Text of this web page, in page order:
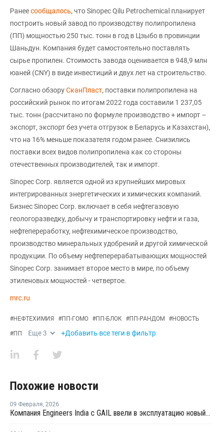
Ранеесообщалось, что Sinopec Qilu Petrochemical планирует
построить новый завод по производству полипропилена
(ПП) мощностью 250 тыс. тонн в год в Цзыбо в провинции
Шаньдун. Компания будет самостоятельно поставлять
сырье пропилен. Стоимость завода оценивается в 948,9 млн
юаней (CNY) в виде инвестиций и двух лет на строительство.
Согласно обзоруСканПласт, поставки полипропилена на
российский рынок по итогам 2022 года составили 1 237,05
тыс. тонн (рассчитано по формуле производство + импорт –
экспорт, экспорт без учета отгрузок в Беларусь и Казахстан),
что на 16% меньше показателя годом ранее. Снизились
поставки всех видов полипропилена как со стороны
отечественных производителей, так и импорт.
Sinopec Corp. является одной из крупнейших мировых
интегрированных энергетических и химических компаний.
Бизнес Sinopec Corp. включает в себя нефтегазовую
геологоразведку, добычу и транспортировку нефти и газа,
нефтепереработку, нефтехимическое производство,
производство минеральных удобрений и другой химической
продукции. По объему нефтеперерабатывающих мощностей
Sinopec Corp. занимает второе место в мире, по объему
этиленовых мощностей - четвертое.
mrc.ru
#НЕФТЕХИМИЯ #ПП-ГОМО #ПП-БЛОК #ПП-РАНДОМ #НОВОСТЬ
#ПП Еще3 +Добавить все теги в фильтр
Похожие новости
09 Февраля, 2026
Компания Engineers India с GAIL ввели в эксплуатацию новый завод по производству ПП